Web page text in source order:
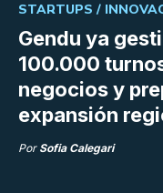
Gendu ya
100.000
negocios y
expansión
STARTUPS /
Por Sofia Calegari